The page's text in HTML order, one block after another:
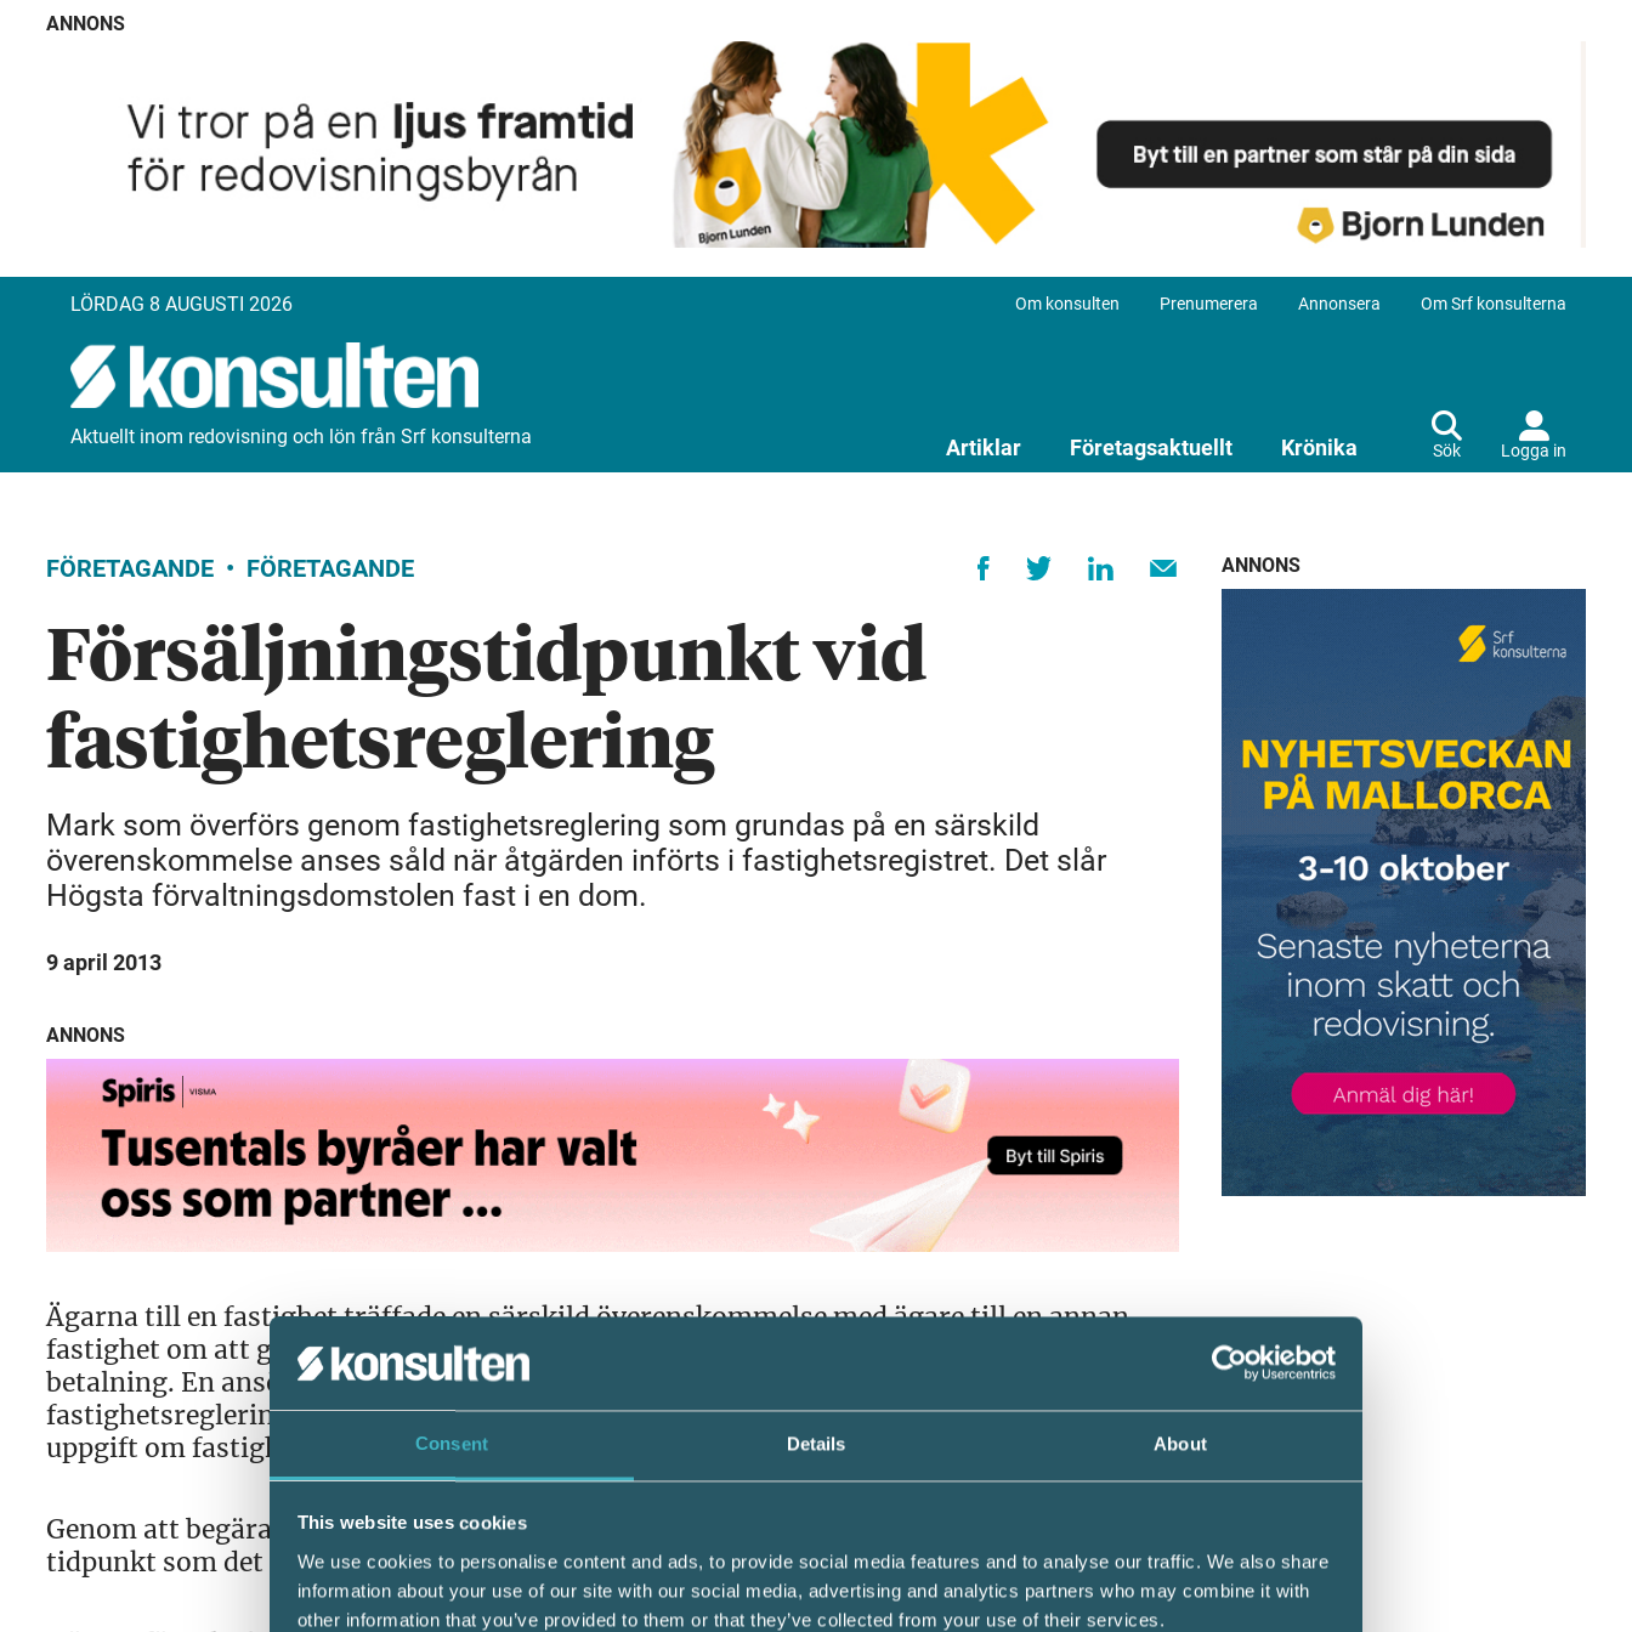
Consent Details About
This website uses cookies
We use cookies to personalise content and ads, to provide social media features and to analyse our traffic. We also share
information about your use of our site with our social media, advertising and analytics partners who may combine it with
other information that you’ve provided to them or that they’ve collected from your use of their services.
ANNONS
LÖRDAG 8 AUGUSTI 2026 Om konsulten Prenumerera Annonsera Om Srf konsulterna
Aktuellt inom redovisning och lön från Srf konsulterna Artiklar Företagsaktuellt Krönika Sök Logga in
FÖRETAGANDE FÖRETAGANDE
Försäljningstidpunkt vid
fastighetsreglering
Mark som överförs genom fastighetsreglering som grundas på en särskild
överenskommelse anses såld när åtgärden införts i fastighetsregistret. Det slår
Högsta förvaltningsdomstolen fast i en dom.
9 april 2013
ANNONS
Ägarna till en fastighet träffade en särskild överenskommelse med ägare till en annan
fastighet om att genom fastighetsreglering överföra ett markområde mot kontant
betalning. En ansökan lämnades in till Lantmäteriet i augusti 2011 som fattade beslut om
fastighetsreglering i mitten av december. Beslutet vann laga kraft i januari 2012 och
uppgift om fastighetsregleringen infördes i fastighetsregistret den 17 januari 2012.
Genom att begära förhandsbesked ville fastighetsägarna få svar på frågan vid vilken
tidpunkt som det aktuella markområdet ansågs sålt.
ANNONS